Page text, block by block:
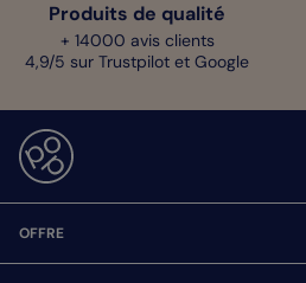
Produits de qualité
+ 14000 avis clients
4,9/5 sur Trustpilot et Google
OFFRE